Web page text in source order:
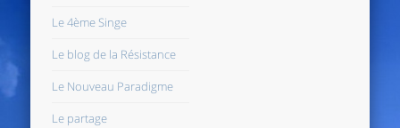
Le 4ème Singe
Le blog de la Résistance
Le Nouveau Paradigme
Le partage